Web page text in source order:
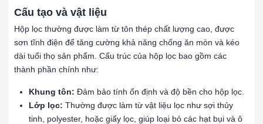
Cấu tạo và vật liệu
Hộp lọc thường được làm từ tôn thép chất lượng cao, được
sơn tĩnh điện để tăng cường khả năng chống ăn mòn và kéo
dài tuổi thọ sản phẩm. Cấu trúc của hộp lọc bao gồm các
thành phần chính như:
Khung tôn: Đảm bảo tính ổn định và độ bền cho hộp lọc.
Lớp lọc: Thường được làm từ vật liệu lọc như sợi thủy
tinh, polyester, hoặc giấy lọc, giúp loại bỏ các hạt bụi và ô